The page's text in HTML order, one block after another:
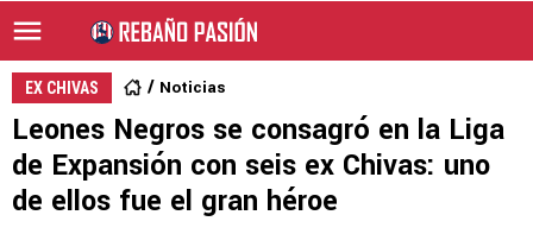
EX CHIVAS Noticias
Leones Negros se consagró en la Liga
de Expansión con seis ex Chivas: uno
de ellos fue el gran héroe